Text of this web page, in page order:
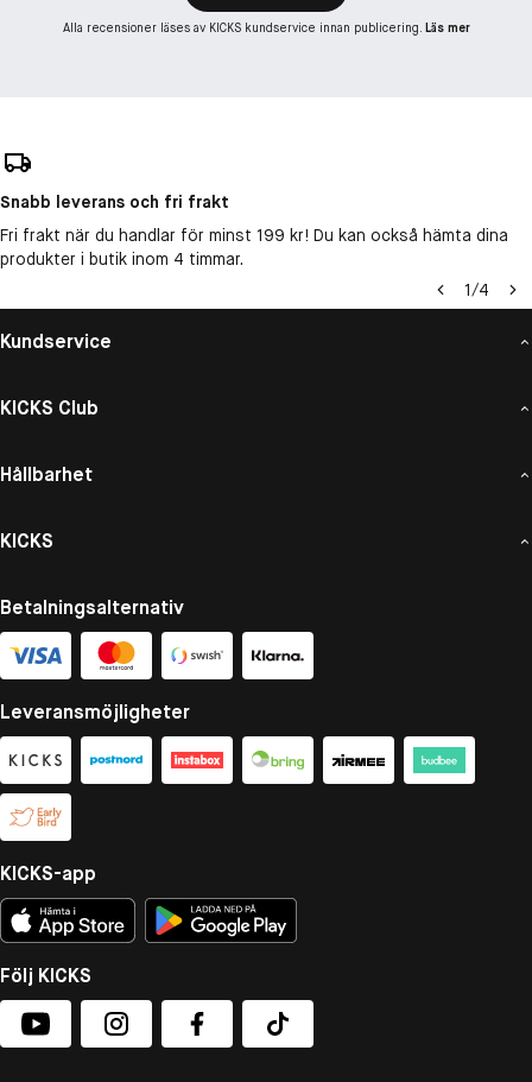
Alla recensioner läses av KICKS kundservice innan publicering. Läs mer
Snabb leverans och fri frakt
Fri frakt när du handlar för minst 199 kr! Du kan också hämta dina
produkter i butik inom 4 timmar.
1/4
Kundservice
KICKS Club
Hållbarhet
KICKS
Betalningsalternativ
Leveransmöjligheter
KICKS-app
Följ KICKS